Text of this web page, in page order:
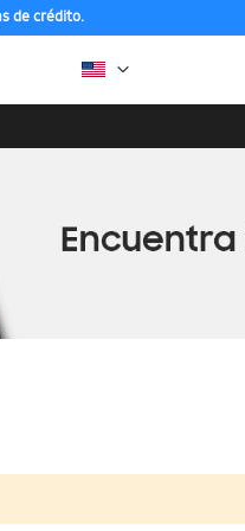
de crédito.